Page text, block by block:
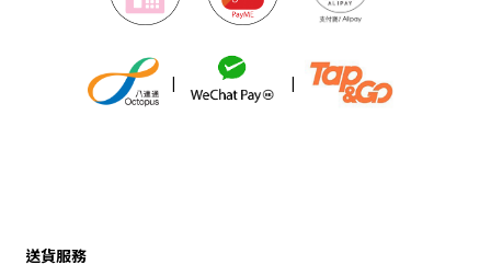
| |
送貨服務